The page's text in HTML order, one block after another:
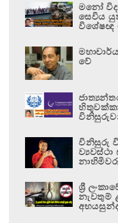
මනෝ
සෙවිය
විශේෂඥ
වේ
විනිසුරු
ශ්‍රී
නැවතුම්